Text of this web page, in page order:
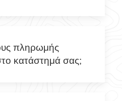
πληρωμής
κατάστημά σας;